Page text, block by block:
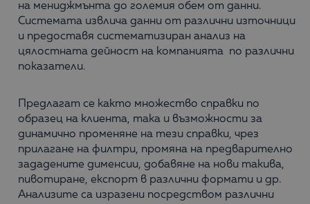
на мениджмънта до големия обем от данни.
Системата извлича данни от различни източници
и предоставя систематизиран анализ на
цялостната дейност на компанията по различни
показатели.
Предлагат се както множество справки по
образец на клиента, така и възможности за
динамично променяне на тези справки, чрез
прилагане на филтри, промяна на предварително
зададените дименсии, добавяне на нови такива,
пивотиране, експорт в различни формати и др.
Анализите са изразени посредством различни